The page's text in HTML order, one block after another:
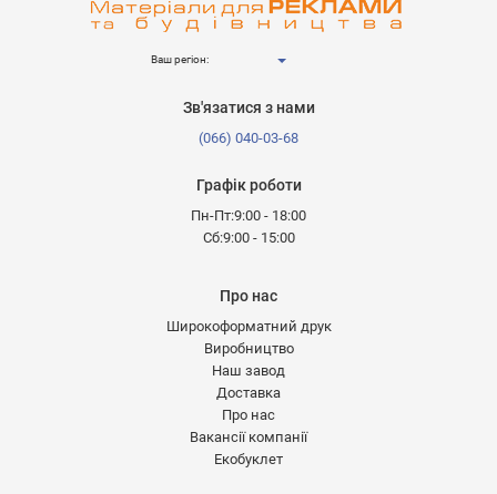
Ваш регіон:
Зв'язатися з нами
(066) 040-03-68
Графік роботи
Пн-Пт:9:00 - 18:00
Сб:9:00 - 15:00
Про нас
Широкоформатний друк
Виробництво
Наш завод
Доставка
Про нас
Вакансії компанії
Екобуклет